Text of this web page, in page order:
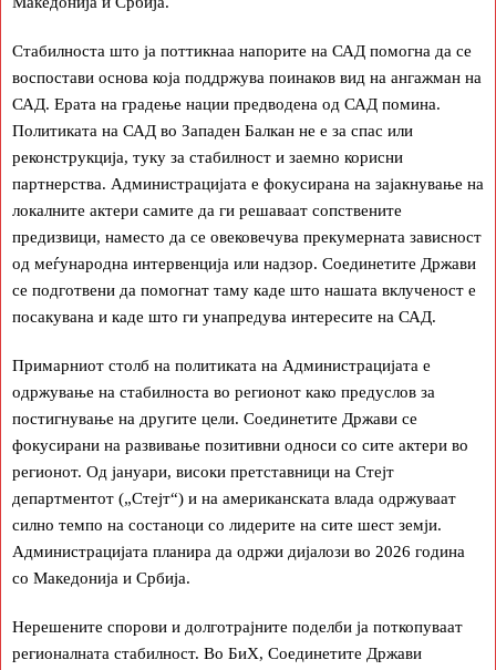
Стабилноста што ја поттикнаа напорите на САД помогна да се
воспостави основа која поддржува поинаков вид на ангажман на
САД. Ерата на градење нации предводена од САД помина.
Политиката на САД во Западен Балкан не е за спас или
реконструкција, туку за стабилност и заемно корисни
партнерства. Администрацијата е фокусирана на зајакнување на
локалните актери самите да ги решаваат сопствените
предизвици, наместо да се овековечува прекумерната зависност
од меѓународна интервенција или надзор. Соединетите Држави
се подготвени да помогнат таму каде што нашата вклученост е
посакувана и каде што ги унапредува интересите на САД.
Примарниот столб на политиката на Администрацијата е
одржување на стабилноста во регионот како предуслов за
постигнување на другите цели. Соединетите Држави се
фокусирани на развивање позитивни односи со сите актери во
регионот. Од јануари, високи претставници на Стејт
департментот („Стејт“) и на американската влада одржуваат
силно темпо на состаноци со лидерите на сите шест земји.
Администрацијата планира да одржи дијалози во 2026 година
со Македонија и Србија.
Нерешените спорови и долготрајните поделби ја поткопуваат
регионалната стабилност. Во БиХ, Соединетите Држави